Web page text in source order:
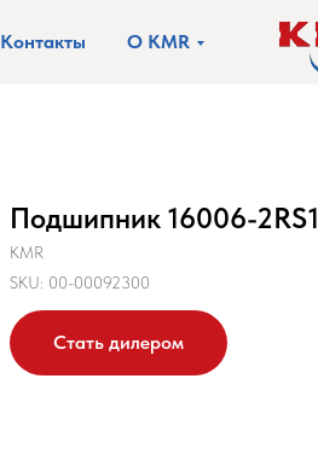
Контакты О KMR
Подшипник 16006-2RS1
KMR
SKU: 00-00092300
Стать дилером